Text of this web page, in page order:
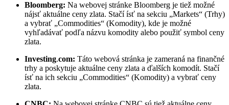
Bloomberg: Na webovej stránke Bloomberg je tiež možné
nájsť aktuálne ceny zlata. Stačí ísť na sekciu „Markets“ (Trhy)
a vybrať „Commodities“ (Komodity), kde je možné
vyhľadávať podľa názvu komodity alebo použiť symbol ceny
zlata.
Investing.com: Táto webová stránka je zameraná na finančné
trhy a poskytuje aktuálne ceny zlata a ďalších komodít. Stačí
ísť na ich sekciu „Commodities“ (Komodity) a vybrať ceny
zlata.